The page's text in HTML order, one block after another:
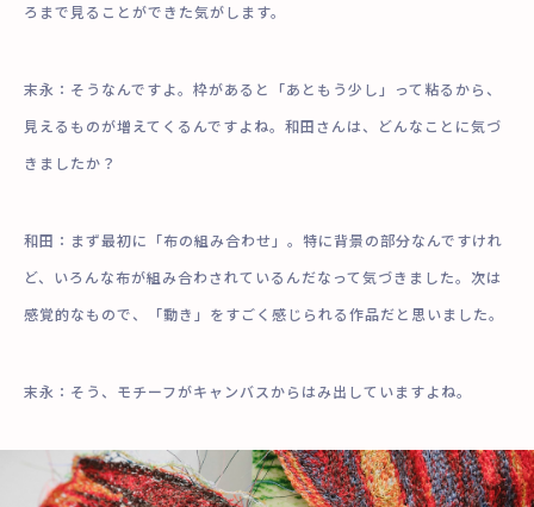
ろまで見ることができた気がします。
末永：そうなんですよ。枠があると「あともう少し」って粘るから、
見えるものが増えてくるんですよね。和田さんは、どんなことに気づ
きましたか？
和田：まず最初に「布の組み合わせ」。特に背景の部分なんですけれ
ど、いろんな布が組み合わされているんだなって気づきました。次は
感覚的なもので、「動き」をすごく感じられる作品だと思いました。
末永：そう、モチーフがキャンバスからはみ出していますよね。